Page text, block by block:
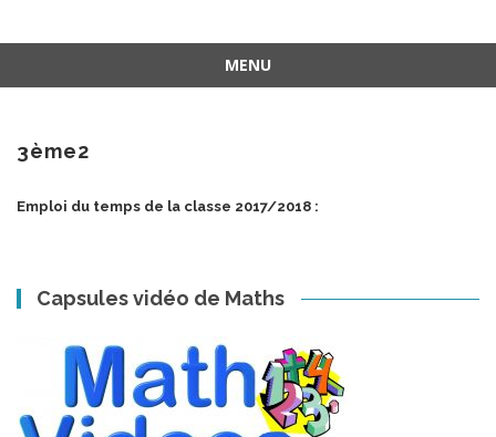
MENU
contenu
3ème2
Emploi du temps de la classe 2017/2018 :
Capsules vidéo de Maths